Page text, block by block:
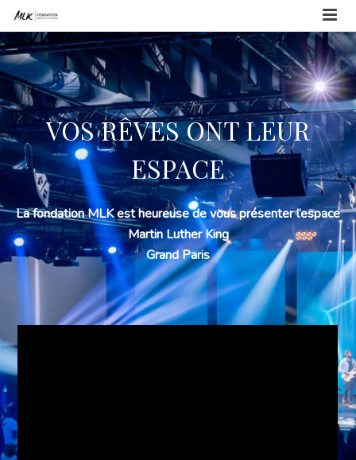
VOS RÊVES ONT LEUR
ESPACE
La fondation MLK est heureuse de vous présenterl’espace
Martin Luther King
Grand Paris